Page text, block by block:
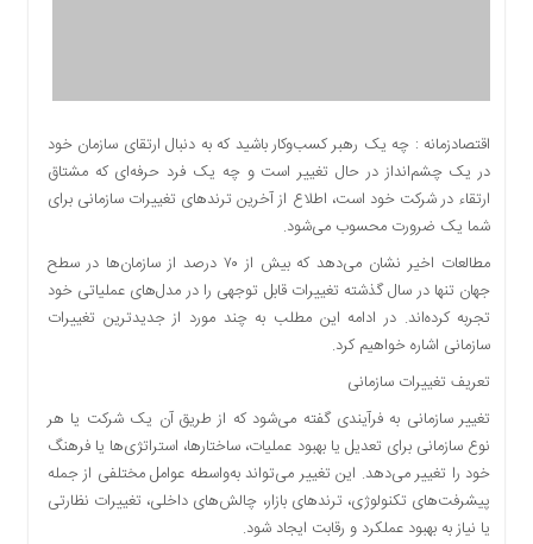
انرژی
منظقه
دسترسی
سریع
درباره
اقتصادزمانه : چه یک رهبر کسب‌وکار باشید که به دنبال ارتقای سازمان خود
در یک چشم‌انداز در حال تغییر است و چه یک فرد حرفه‌ای که مشتاق
ارتقاء در شرکت خود است، اطلاع از آخرین ترندهای تغییرات سازمانی برای
شما یک ضرورت محسوب می‌شود.
مطالعات اخیر نشان می‌دهد که بیش از ۷۰ درصد از سازمان‌ها در سطح
جهان تنها در سال گذشته تغییرات قابل توجهی را در مدل‌های عملیاتی خود
تجربه کرده‌اند. در ادامه این مطلب به چند مورد از جدیدترین تغییرات
سازمانی اشاره خواهیم کرد.
تعریف تغییرات سازمانی
تغییر سازمانی به فرآیندی گفته می‌شود که از طریق آن یک شرکت یا هر
نوع سازمانی برای تعدیل یا بهبود عملیات، ساختارها، استراتژی‌ها یا فرهنگ
خود را تغییر می‌دهد. این تغییر می‌تواند به‌واسطه عوامل مختلفی از جمله
پیشرفت‌های تکنولوژی، ترندهای بازار، چالش‌های داخلی، تغییرات نظارتی
یا نیاز به بهبود عملکرد و رقابت ایجاد شود.